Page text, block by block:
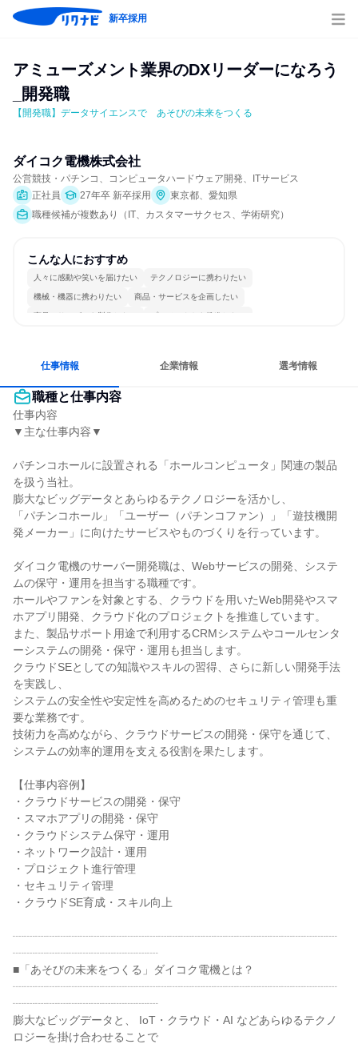
新卒採用
アミューズメント業界のDXリーダーになろう
_開発職
【開発職】データサイエンスで　あそびの未来をつくる
ダイコク電機株式会社
公営競技・パチンコ、コンピュータハードウェア開発、ITサービス
正社員
27年卒 新卒採用
東京都、愛知県
職種候補が複数あり（IT、カスタマーサクセス、学術研究）
こんな人におすすめ
人々に感動や笑いを届けたい テクノロジーに携わりたい
機械・機器に携わりたい 商品・サービスを企画したい
商品・サービスを製作したい プロジェクトを推進したい
仕事情報 企業情報 選考情報
職種と仕事内容
仕事内容
▼主な仕事内容▼
パチンコホールに設置される「ホールコンピュータ」関連の製品
を扱う当社。
膨大なビッグデータとあらゆるテクノロジーを活かし、
「パチンコホール」「ユーザー（パチンコファン）」「遊技機開
発メーカー」に向けたサービスやものづくりを行っています。
ダイコク電機のサーバー開発職は、Webサービスの開発、システ
ムの保守・運用を担当する職種です。
ホールやファンを対象とする、クラウドを用いたWeb開発やスマ
ホアプリ開発、クラウド化のプロジェクトを推進しています。
また、製品サポート用途で利用するCRMシステムやコールセンタ
ーシステムの開発・保守・運用も担当します。
クラウドSEとしての知識やスキルの習得、さらに新しい開発手法
を実践し、
システムの安全性や安定性を高めるためのセキュリティ管理も重
要な業務です。
技術力を高めながら、クラウドサービスの開発・保守を通じて、
システムの効率的運用を支える役割を果たします。
【仕事内容例】
・クラウドサービスの開発・保守
・スマホアプリの開発・保守
・クラウドシステム保守・運用
・ネットワーク設計・運用
・プロジェクト進行管理
・セキュリティ管理
・クラウドSE育成・スキル向上
┈┈┈┈┈┈┈┈┈┈┈┈┈┈┈┈┈┈┈┈┈┈┈┈┈┈┈┈┈
┈┈┈┈┈┈┈┈┈┈┈┈┈
■「あそびの未来をつくる」ダイコク電機とは？
┈┈┈┈┈┈┈┈┈┈┈┈┈┈┈┈┈┈┈┈┈┈┈┈┈┈┈┈┈
┈┈┈┈┈┈┈┈┈┈┈┈┈
膨大なビッグデータと、 IoT・クラウド・AI などあらゆるテクノ
ロジーを掛け合わせることで